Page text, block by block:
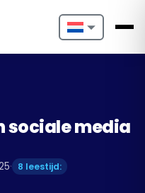
Nederlands
Français
sociale media
· 8 leestijd: